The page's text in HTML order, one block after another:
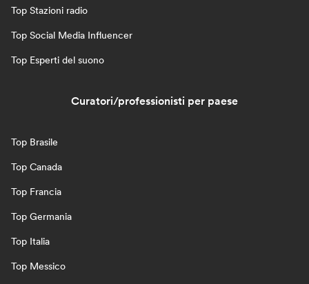
Top Stazioni radio
Top Social Media Influencer
Top Esperti del suono
Curatori/professionisti per paese
Top Brasile
Top Canada
Top Francia
Top Germania
Top Italia
Top Messico